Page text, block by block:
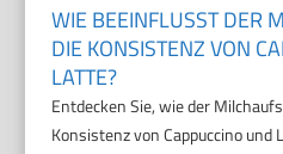
WIE BEEINFLUSST DER
DIE KONSISTENZ VON
LATTE?
Entdecken Sie, wie der
Konsistenz von Cappuccino und